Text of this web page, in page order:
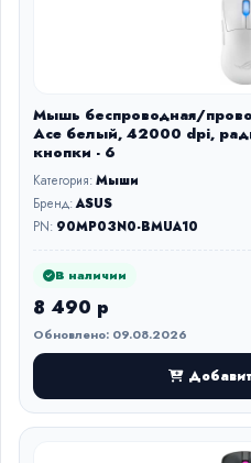
Мышь беспроводная/
Ace белый, 42000 dpi,
кнопки - 6
Категория:Мыши
Бренд:ASUS
PN: 90MP03N0-BMUA10
В наличии
8 490 р
Обновлено: 09.08.2026